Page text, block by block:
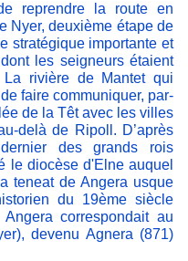
reprendre la route en
Nyer, deuxième étape de
stratégique importante et
les seigneurs étaient
rivière de Mantet qui
faire communiquer, par-
de la Têt avec les villes
delà de Ripoll. D’après
des grands rois
le diocèse d'Elne auquel
teneat de Angera usque
du 19ème siècle
correspondait au
devenu Agnera (871)